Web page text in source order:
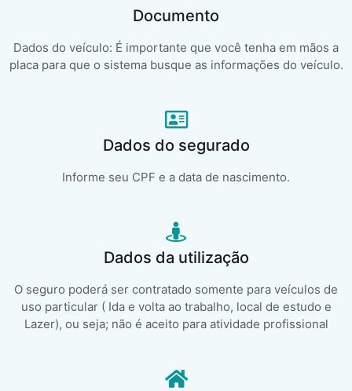
Documento
Dados do veículo: É importante que você tenha em mãos a
placa para que o sistema busque as informações do veículo.
Dados do segurado
Informe seu CPF e a data de nascimento.
Dados da utilização
O seguro poderá ser contratado somente para veículos de
uso particular ( Ida e volta ao trabalho, local de estudo e
Lazer), ou seja; não é aceito para atividade profissional